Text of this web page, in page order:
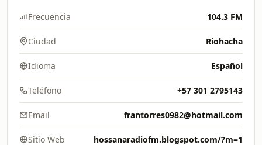
Frecuencia 104.3 FM
Ciudad Riohacha
Idioma Español
Teléfono +57 301 2795143
Email frantorres0982@hotmail.com
Sitio Web hossanaradiofm.blogspot.com/?m=1